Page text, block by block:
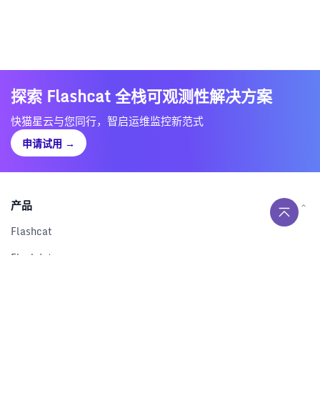
探索 Flashcat 全栈可观测性解决方案
快猫星云与您同行，智启运维监控新范式
申请试用 →
产品
Flashcat
Flashduty